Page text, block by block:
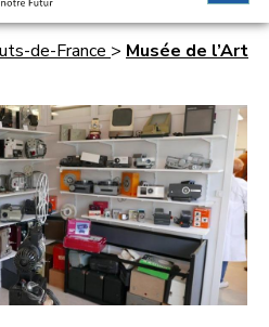
de-France > Musée de l’Art